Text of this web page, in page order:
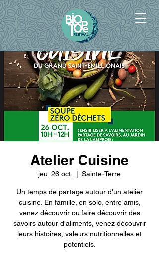
Atelier Cuisine
jeu. 26 oct. Sainte-Terre
Un temps de partage autour d'un atelier
cuisine. En famille, en solo, entre amis,
venez découvrir ou faire découvrir des
savoirs autour d'aliments, venez découvrir
leurs histoires, valeurs nutritionnelles et
potentiels.